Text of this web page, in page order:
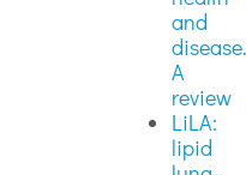
and
A
review
LiLA:
lipid